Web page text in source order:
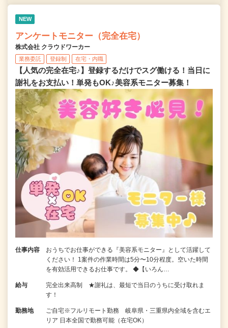
NEW
アンケートモニター（完全在宅）
株式会社 クラウドワーカー
業務委託 登録制 在宅・内職
【人気の完全在宅♪】登録するだけでスグ働ける！当日に
謝礼をお支払い！単発もOK♪美容系モニター募集！
仕事内容
おうちでお仕事ができる『美容系モニター』として活躍して
ください！ 1案件の作業時間は5分〜10分程度。空いた時間
を有効活用できるお仕事です。 ◆【いろん…
給与
完全出来高制 ★謝礼は、最短で当日のうちに受け取れま
す！
勤務地
ご自宅※フルリモート勤務 岐阜県・三重県内全域を含むエ
リア 日本全国で勤務可能（在宅OK）